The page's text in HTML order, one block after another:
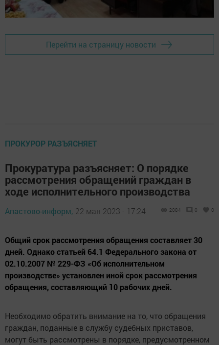
Перейти на страницу новости
ПРОКУРОР РАЗЪЯСНЯЕТ
Прокуратура разъясняет: О порядке
рассмотрения обращений граждан в
ходе исполнительного производства
Апастово-информ, 22 мая 2023 - 17:24 2084 0 0
Общий срок рассмотрения обращения составляет 30
дней. Однако статьей 64.1 Федерального закона от
02.10.2007 № 229-ФЗ «Об исполнительном
производстве» установлен иной срок рассмотрения
обращения, составляющий 10 рабочих дней.
Необходимо обратить внимание на то, что обращения
граждан, поданные в службу судебных приставов,
могут быть рассмотрены в порядке, предусмотренном